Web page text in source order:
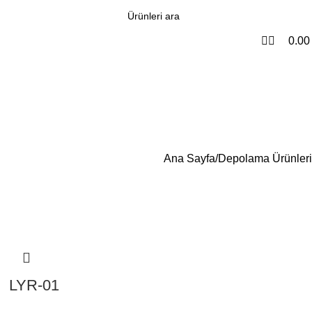
0.00
Ana Sayfa Depolama Ürünleri
LYR-01